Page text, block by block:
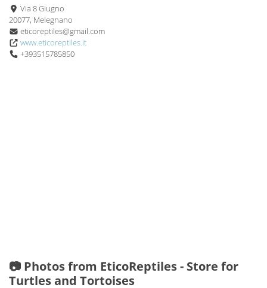
Via 8 Giugno
20077, Melegnano
eticoreptiles@gmail.com
www.eticoreptiles.it
+393515785850
📷 Photos from EticoReptiles - Store for
Turtles and Tortoises